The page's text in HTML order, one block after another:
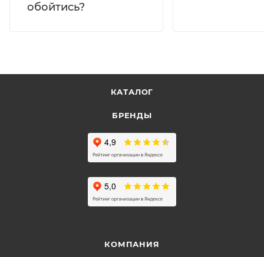
обойтись?
КАТАЛОГ
БРЕНДЫ
КОМПАНИЯ